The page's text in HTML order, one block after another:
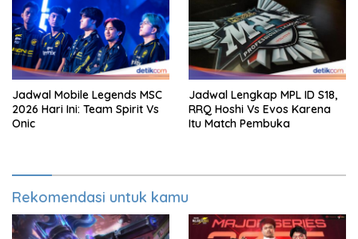
Jadwal Mobile Legends MSC
2026 Hari Ini: Team Spirit Vs
Onic
Jadwal Lengkap MPL ID S18,
RRQ Hoshi Vs Evos Karena
Itu Match Pembuka
Rekomendasi untuk kamu